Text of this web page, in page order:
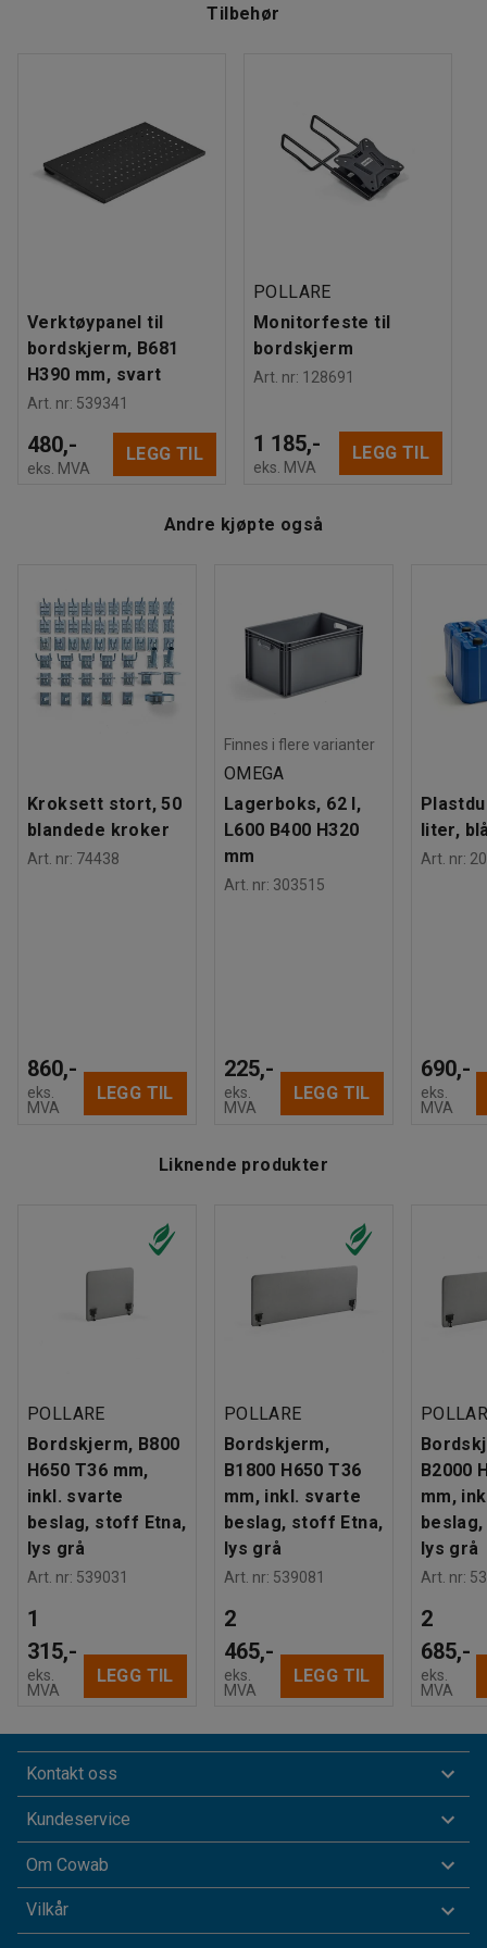
Montering: Leveres umontert
Tester:
ISO 354, EN 1023-2, EN 1023-3, EN 1023-1
Kvalitets- og miljømerking
Möbelfakta 220250124, EPD
Tilbehør
Verktøypanel til
bordskjerm, B681
H390 mm, svart
Art. nr: 539341
480,-
eks. MVA
LEGG TIL
POLLARE
Monitorfeste til
bordskjerm
Art. nr: 128691
1 185,-
eks. MVA
LEGG TIL
Andre kjøpte også
Kroksett stort, 50
blandede kroker
Art. nr: 74438
860,-
eks.
MVA
LEGG TIL
Finnes i flere varianter
OMEGA
Lagerboks, 62 l,
L600 B400 H320
mm
Art. nr: 303515
225,-
eks.
MVA
LEGG TIL
liter,
Art. nr:
690,-
eks.
MVA
Liknende produkter
POLLARE
Bordskjerm, B800
H650 T36 mm,
inkl. svarte
beslag, stoff Etna,
lys grå
Art. nr: 539031
1
315,-
eks.
MVA
LEGG TIL
POLLARE
Bordskjerm,
B1800 H650 T36
mm, inkl. svarte
beslag, stoff Etna,
lys grå
Art. nr: 539081
2
465,-
eks.
MVA
LEGG TIL
B2000
mm,
lys grå
Art. nr:
2
685,-
eks.
MVA
Kontakt oss
Kundeservice
Om Cowab
Vilkår